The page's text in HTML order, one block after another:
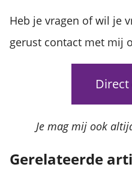
Heb je vragen of wil je
gerust contact met mij
Je mag mij ook
Gerelateerde